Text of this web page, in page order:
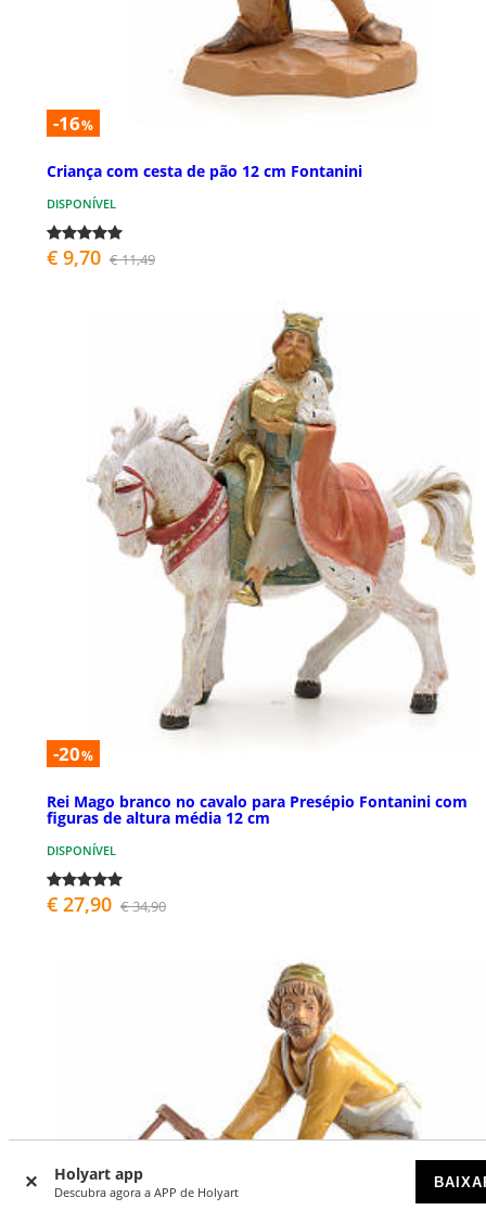
Holyart app
Descubra agora a APP de Holyart
-16%
Criança com cesta de pão 12 cm Fontanini
DISPONÍVEL
€ 9,70 € 11,49
-20%
Rei Mago branco no cavalo para Presépio Fontanini com
figuras de altura média 12 cm
DISPONÍVEL
€ 27,90 € 34,90